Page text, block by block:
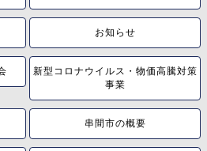
お知らせ
新型コロナウイルス・物価高騰対策
事業
串間市の概要